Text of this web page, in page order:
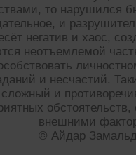
то нарушился
и
негатив и хаос,
неотъемлемой
и несчастий.
и
внешними
© Айдар